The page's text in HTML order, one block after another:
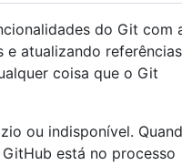
do Git com
e atualizando referências
coisa que o Git
ou indisponível.
está no processo